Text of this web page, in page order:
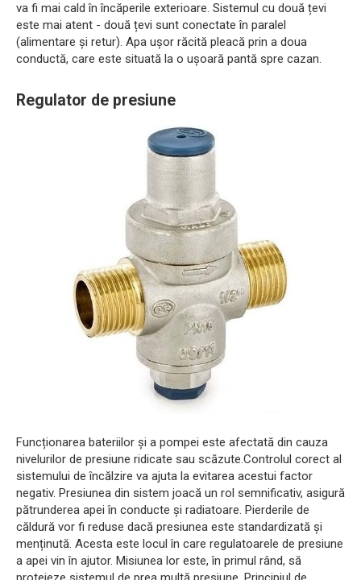
va fi mai cald în încăperile exterioare. Sistemul cu două țevi
este mai atent - două țevi sunt conectate în paralel
(alimentare și retur). Apa ușor răcită pleacă prin a doua
conductă, care este situată la o ușoară pantă spre cazan.
Regulator de presiune
Funcționarea bateriilor și a pompei este afectată din cauza
nivelurilor de presiune ridicate sau scăzute.Controlul corect al
sistemului de încălzire va ajuta la evitarea acestui factor
negativ. Presiunea din sistem joacă un rol semnificativ, asigură
pătrunderea apei în conducte și radiatoare. Pierderile de
căldură vor fi reduse dacă presiunea este standardizată și
menținută. Acesta este locul în care regulatoarele de presiune
a apei vin în ajutor. Misiunea lor este, în primul rând, să